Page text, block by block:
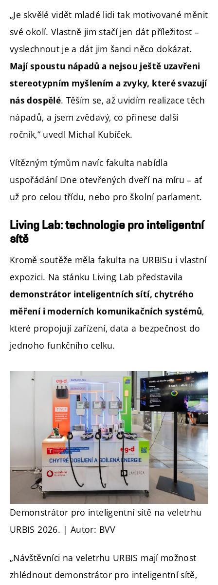
„Je skvělé vidět mladé lidi tak motivované měnit
své okolí. Vlastně jim stačí jen dát příležitost –
vyslechnout je a dát jim šanci něco dokázat.
Mají spoustu nápadů a nejsou ještě uzavřeni
stereotypním myšlením a zvyky, které svazují
nás dospělé. Těším se, až uvidím realizace těch
nápadů, a jsem zvědavý, co přinese další
ročník,“ uvedl Michal Kubíček.
Vítězným týmům navíc fakulta nabídla
uspořádání Dne otevřených dveří na míru – ať
už pro celou třídu, nebo pro školní parlament.
Living Lab: technologie pro inteligentní
sítě
Kromě soutěže měla fakulta na URBISu i vlastní
expozici. Na stánku Living Lab představila
demonstrátor inteligentních sítí, chytrého
měření i moderních komunikačních systémů,
které propojují zařízení, data a bezpečnost do
jednoho funkčního celku.
Demonstrátor pro inteligentní sítě na veletrhu
URBIS 2026. | Autor: BVV
„Návštěvníci na veletrhu URBIS mají možnost
zhlédnout demonstrátor pro inteligentní sítě,